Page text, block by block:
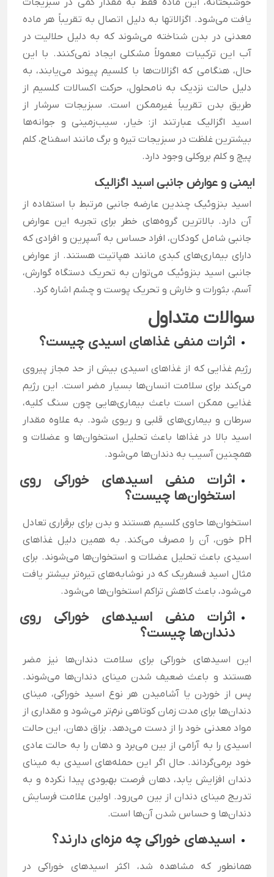
خوشبختانه، این ماده فقط به مقدار کمی در سبزیجات
یافت می‌شود. اگزالاتها به دلیل اتصال به تقریباً هر ماده
معدنی در بدن شناخته می‌شوند که به دلیل حلالیت در
آب این ترکیبات معمولاً مشکلی ایجاد نمی‌کنند. با این
حال، هنگامی که اگزالات‌ها با کلسیم پیوند می‌یابند، به
دلیل حالت نزدیک به نامحلول، حرکت اکسالات کلسیم از
طریق بدن تقریباً غیرممکن است. سبزیجات سرشار از
اسید اگزالیک عبارتند از: خیار، سیب‌زمینی و جوانه‌ها
بیشترین غلظت در سبزیجات تیره و برگ مانند اسفناج، کلم
پیچ و کلم بروکلی وجود دارد.
ایمنی و عوارض جانبی اسید اگزالیک
اسید بنزوئیک چندین عارضه جانبی مرتبط با استفاده از
آن دارد. بالاترین گروه‌های خطر برای تجربه این عوارض
جانبی شامل کودکان، افراد حساس به آسپرین و افرادی که
دارای بیماری‌های کبدی مانند هپاتیت هستند. از عوارض
جانبی اسید بنزوئیک می‌توان به تحریک دستگاه گوارش،
آسم، بثورات و خارش و تحریک پوست و چشم اشاره کرد.
سوالات متداول
اثرات منفی غذاهای اسیدی چیست؟
رژیم غذایی که از غذاهای اسیدی بیش از حد مجاز پیروی
می‌کند برای سلامت انسان‌ها بسیار مضر است. این رژیم
غذایی ممکن است باعث بیماری‌هایی چون سنگ کلیه،
سرطان و بیماری‌های قلبی و ریوی شود. به علاوه مقدار
اسید بالا در غذاها باعث تحلیل استخوان‌ها و عضلات و
همچنین آسیب به دندان‌ها می‌شود.
اثرات منفی اسیدهای خوراکی روی
استخوان‌ها چیست؟
استخوان‌ها حاوی کلسیم هستند و بدن برای برقراری تعادل
pH خون، آن را مصرف می‌کند. به همین دلیل غذاهای
اسیدی باعث تحلیل عضلات و استخوان‌ها می‌شوند. برای
مثال اسید فسفریک که در نوشابه‌های تیره‌تر بیشتر یافت
می‌شود، باعث کاهش تراکم استخوان‌ها می‌شود.
اثرات منفی اسیدهای خوراکی روی
دندان‌ها چیست؟
این اسیدهای خوراکی برای سلامت دندان‌ها نیز مضر
هستند و باعث ضعیف شدن مینای دندان‌ها می‌شوند.
پس از خوردن یا آشامیدن هر نوع اسید خوراکی، مینای
دندان‌ها برای مدت زمان کوتاهی نرم‌تر می‌شود و مقداری از
مواد معدنی خود را از دست می‌دهد. بزاق دهان، این حالت
اسیدی را به آرامی از بین می‌برد و دهان را به حالت عادی
خود برمی‌گرداند. حال اگر این حمله‌های اسیدی به مینای
دندان افزایش یابد، دهان فرصت بهبودی پیدا نکرده و به
تدریج مینای دندان از بین می‌رود. اولین علامت فرسایش
دندان‌ها و حساس شدن آن‌ها است.
اسیدهای خوراکی چه مزه‌ای دارند؟
همانطور که مشاهده شد،‌ اکثر اسیدهای خوراکی در